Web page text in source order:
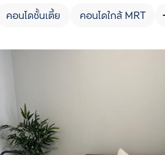
คอนโดชั้นเตี้ย คอนโดใกล้ MRT